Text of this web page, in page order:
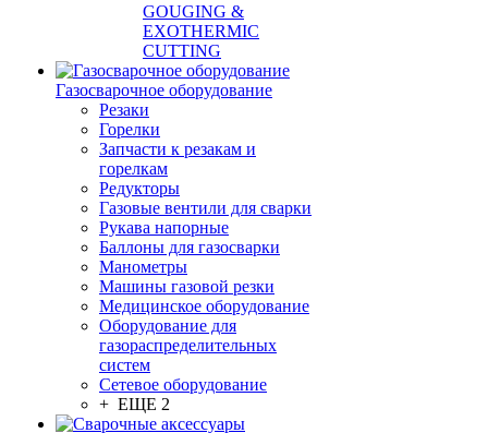
GOUGING &
EXOTHERMIC
CUTTING
Газосварочное оборудование
Резаки
Горелки
Запчасти к резакам и
горелкам
Редукторы
Газовые вентили для сварки
Рукава напорные
Баллоны для газосварки
Манометры
Машины газовой резки
Медицинское оборудование
Оборудование для
газораспределительных
систем
Сетевое оборудование
+ ЕЩЕ 2